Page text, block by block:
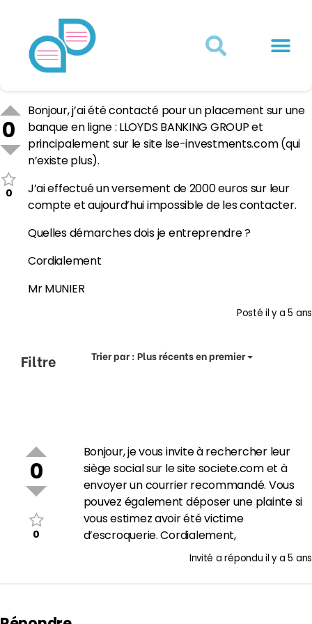
0
0
Bonjour, j’ai été contacté pour un placement sur une
banque en ligne : LLOYDS BANKING GROUP et
principalement sur le site lse-investments.com (qui
n’existe plus).
J’ai effectué un versement de 2000 euros sur leur
compte et aujourd’hui impossible de les contacter.
Quelles démarches dois je entreprendre ?
Cordialement
Mr MUNIER
Postéil y a 5 ans
Filtre Trier par :Plus récents en premier
0
0
Bonjour, je vous invite à rechercher leur
siège social sur le site societe.com et à
envoyer un courrier recommandé. Vous
pouvez également déposer une plainte si
vous estimez avoir été victime
d’escroquerie. Cordialement,
Invité a réponduil y a 5 ans